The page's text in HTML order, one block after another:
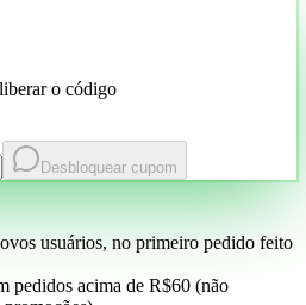
o código
Desbloquear cupom
usuários, no primeiro pedido feito
pedidos acima de R$60 (não